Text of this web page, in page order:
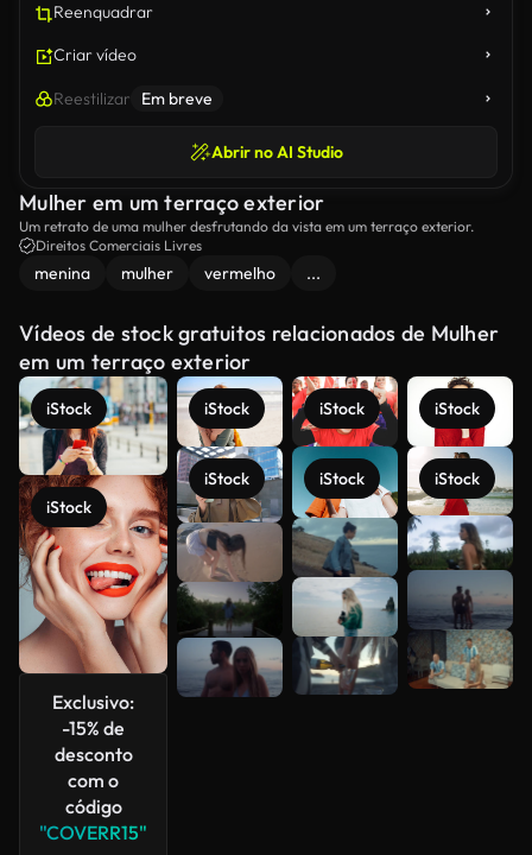
Reenquadrar
Criar vídeo
Reestilizar Em breve
Abrir no AI Studio
Mulher em um terraço exterior
Um retrato de uma mulher desfrutando da vista em um terraço exterior.
Direitos Comerciais Livres
menina mulher vermelho ...
Vídeos de stock gratuitos relacionados de Mulher
em um terraço exterior
iStock
iStock
Exclusivo:
-15% de
desconto
com o
código
"COVERR15"
iStock
iStock
iStock
iStock
iStock
iStock
Veja mais